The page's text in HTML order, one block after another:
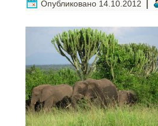
Опубликовано 14.10.2012